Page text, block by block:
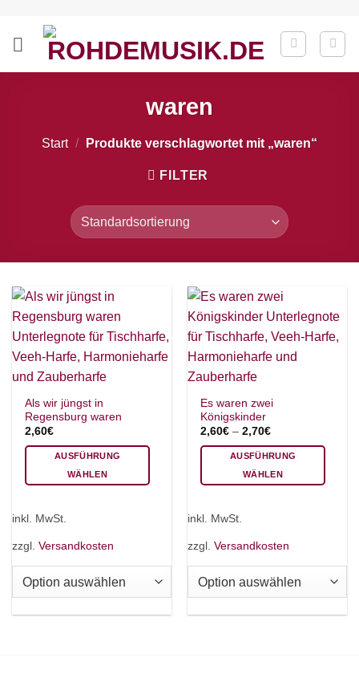
springen
waren
Start / Produkte verschlagwortet mit „waren“
FILTER
Als wir jüngst in
Regensburg waren
2,60€
AUSFÜHRUNG
WÄHLEN
mehrere
auf.
inkl. MwSt.
zzgl. Versandkosten
Es waren zwei
Königskinder
2,60€ –2,70€
AUSFÜHRUNG
WÄHLEN
mehrere
auf.
inkl. MwSt.
zzgl. Versandkosten